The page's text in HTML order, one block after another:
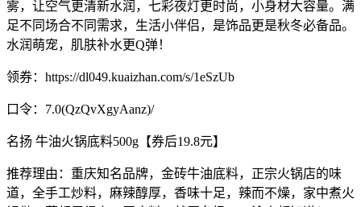
雾，让空气更清新水润，七彩夜灯更时尚，小身材大容量。满
足不同场合不同需求，生活小伴侣，是饰品更是秋冬必备品。
水润萌宠，肌肤补水更Q弹！
领券：https://dl049.kuaizhan.com/s/1eSzUb
口令：7.0(QzQvXgyAanz)/
名扬 牛油火锅底料500g【券后19.8元】
推荐理由：重庆知名品牌，金砖牛油底料，正宗火锅店的味
道，全手工炒料，麻辣醇厚，香味十足，辣而不燥，家中煮火